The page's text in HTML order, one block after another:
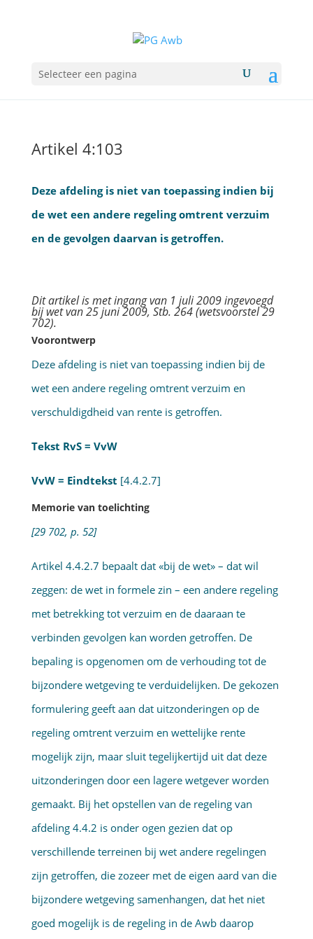
Selecteer een pagina
Artikel 4:103
Deze afdeling is niet van toepassing indien bij
de wet een andere regeling omtrent verzuim
en de gevolgen daarvan is getroffen.
Dit artikel is met ingang van 1 juli 2009 ingevoegd
bij wet van 25 juni 2009, Stb. 264 (wetsvoorstel 29
702).
Voorontwerp
Deze afdeling is niet van toepassing indien bij de
wet een andere regeling omtrent verzuim en
verschuldigdheid van rente is getroffen.
Tekst RvS = VvW
VvW = Eindtekst [4.4.2.7]
Memorie van toelichting
[29 702, p. 52]
Artikel 4.4.2.7 bepaalt dat «bij de wet» – dat wil
zeggen: de wet in formele zin – een andere regeling
met betrekking tot verzuim en de daaraan te
verbinden gevolgen kan worden getroffen. De
bepaling is opgenomen om de verhouding tot de
bijzondere wetgeving te verduidelijken. De gekozen
formulering geeft aan dat uitzonderingen op de
regeling omtrent verzuim en wettelijke rente
mogelijk zijn, maar sluit tegelijkertijd uit dat deze
uitzonderingen door een lagere wetgever worden
gemaakt. Bij het opstellen van de regeling van
afdeling 4.4.2 is onder ogen gezien dat op
verschillende terreinen bij wet andere regelingen
zijn getroffen, die zozeer met de eigen aard van die
bijzondere wetgeving samenhangen, dat het niet
goed mogelijk is de regeling in de Awb daarop